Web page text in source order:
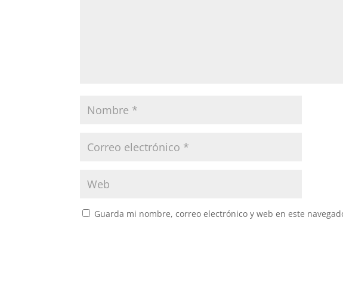
Guarda mi nombre, correo electrónico y web en este